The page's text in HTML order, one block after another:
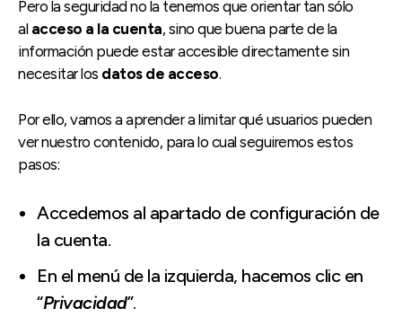
Pero la seguridad no la tenemos que orientar tan sólo
al acceso a la cuenta, sino que buena parte de la
información puede estar accesible directamente sin
necesitar los datos de acceso.
Por ello, vamos a aprender a limitar qué usuarios pueden
ver nuestro contenido, para lo cual seguiremos estos
pasos:
Accedemos al apartado de configuración de
la cuenta.
En el menú de la izquierda, hacemos clic en
“Privacidad”.